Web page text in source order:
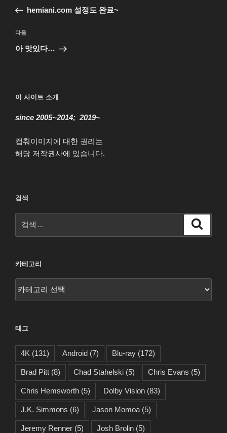
색
전
hemiani.com 설정도 완료~
다
음
다음
아 맛있다…
이 사이트 소개
since 2005~2014; 2019~
캡춰이미지에 대한 권리는
해당 저작권사에 있습니다.
검색
색:
카테고리
태그
4K (131) Android (7) Blu-ray (172)
Brad Pitt (8) Chad Stahelski (5) Chris Evans (5)
Chris Hemsworth (5) Dolby Vision (83)
J.K. Simmons (6) Jason Momoa (5)
Jeremy Renner (5) Josh Brolin (5)